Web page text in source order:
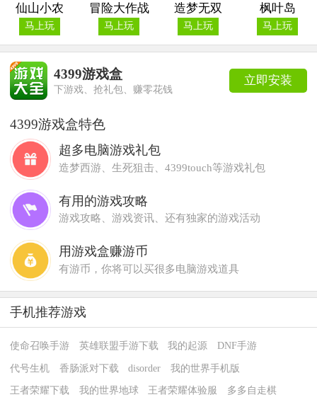
仙山小农
马上玩
冒险大作战
马上玩
造梦无双
马上玩
枫叶岛
马上玩
立即安装
4399游戏盒
下游戏、抢礼包、赚零花钱
4399游戏盒特色
超多电脑游戏礼包
造梦西游、生死狙击、4399touch等游戏礼包
有用的游戏攻略
游戏攻略、游戏资讯、还有独家的游戏活动
用游戏盒赚游币
有游币，你将可以买很多电脑游戏道具
手机推荐游戏
使命召唤手游 英雄联盟手游下载 我的起源 DNF手游
代号生机 香肠派对下载 disorder 我的世界手机版
王者荣耀下载 我的世界地球 王者荣耀体验服 多多自走棋